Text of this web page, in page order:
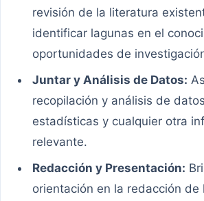
revisión de la literatura
identificar lagunas en el
oportunidades de
Juntar y Análisis de Datos:
recopilación y análisis de
estadísticas y cualquier otra
relevante.
Redacción y Presentación:
orientación en la redacción de